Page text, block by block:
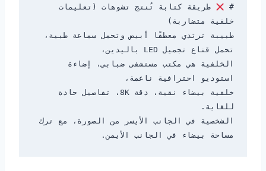
#
مساحة بيضاء في الجانب الأيمن.